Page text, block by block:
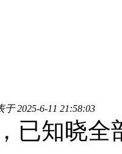
于 2025-6-11 21:58:03
已知晓全